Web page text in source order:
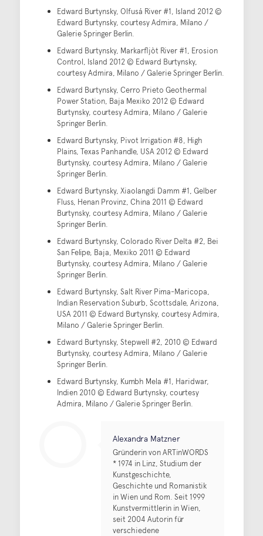
Edward Burtynsky, Olfusá River #1, Island 2012 ©
Edward Burtynsky, courtesy Admira, Milano /
Galerie Springer Berlin.
Edward Burtynsky, Markarfljòt River #1, Erosion
Control, Island 2012 © Edward Burtynsky,
courtesy Admira, Milano / Galerie Springer Berlin.
Edward Burtynsky, Cerro Prieto Geothermal
Power Station, Baja Mexiko 2012 © Edward
Burtynsky, courtesy Admira, Milano / Galerie
Springer Berlin.
Edward Burtynsky, Pivot Irrigation #8, High
Plains, Texas Panhandle, USA 2012 © Edward
Burtynsky, courtesy Admira, Milano / Galerie
Springer Berlin.
Edward Burtynsky, Xiaolangdi Damm #1, Gelber
Fluss, Henan Provinz, China 2011 © Edward
Burtynsky, courtesy Admira, Milano / Galerie
Springer Berlin.
Edward Burtynsky, Colorado River Delta #2, Bei
San Felipe, Baja, Mexiko 2011 © Edward
Burtynsky, courtesy Admira, Milano / Galerie
Springer Berlin.
Edward Burtynsky, Salt River Pima-Maricopa,
Indian Reservation Suburb, Scottsdale, Arizona,
USA 2011 © Edward Burtynsky, courtesy Admira,
Milano / Galerie Springer Berlin.
Edward Burtynsky, Stepwell #2, 2010 © Edward
Burtynsky, courtesy Admira, Milano / Galerie
Springer Berlin.
Edward Burtynsky, Kumbh Mela #1, Haridwar,
Indien 2010 © Edward Burtynsky, courtesy
Admira, Milano / Galerie Springer Berlin.
Alexandra Matzner
Gründerin von ARTinWORDS
* 1974 in Linz, Studium der
Kunstgeschichte,
Geschichte und Romanistik
in Wien und Rom. Seit 1999
Kunstvermittlerin in Wien,
seit 2004 Autorin für
verschiedene